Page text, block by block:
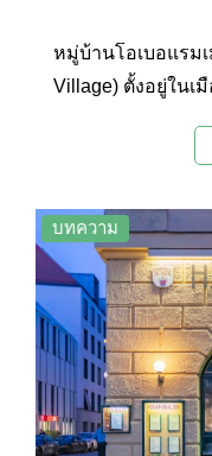
หมู่บ้านโอเบอแรมเ
Village) ตั้งอยู่ในเ
จากเมืองมิวนิคลง
หุบเขา และยังเป็
ด้วยการตกแต่งผนั
ทางศาสนา และวิ
งานแกะสลักไม้ที่มี
สถานที่จัดแสดงอุป
Passion Play ซึ่งเ
ศาสนาคริสต์ที่จะจั
บทความ